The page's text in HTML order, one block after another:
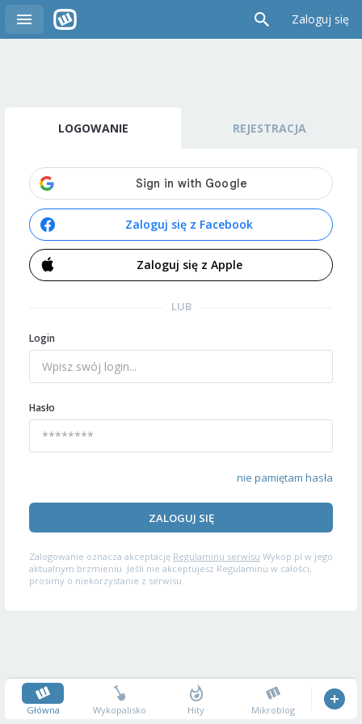
Zaloguj się
LOGOWANIE REJESTRACJA
Zaloguj się z Facebook
Zaloguj się z Apple
LUB
Login
Hasło
nie pamiętam hasła
ZALOGUJ SIĘ
Zalogowanie oznacza akceptację Regulaminu serwisu Wykop.pl w jego
aktualnym brzmieniu. Jeśli nie akceptujesz Regulaminu w całości,
prosimy o niekorzystanie z serwisu.
Główna Wykopalisko Hity Mikroblog